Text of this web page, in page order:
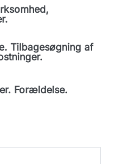
Tilbagesøgning af
Forældelse.